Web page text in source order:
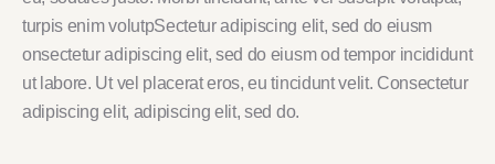
turpis enim volutpSectetur adipiscing elit, sed do eiusm
onsectetur adipiscing elit, sed do eiusm od tempor incididunt
ut labore. Ut vel placerat eros, eu tincidunt velit. Consectetur
adipiscing elit, adipiscing elit, sed do.